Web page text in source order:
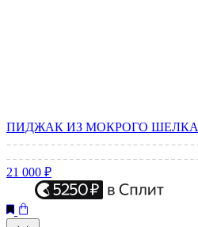
ПИДЖАК ИЗ МОКРОГО ШЕЛКА
21 000 ₽